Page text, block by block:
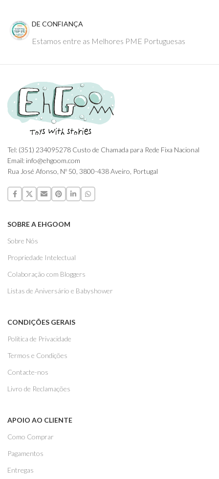
DE CONFIANÇA
Estamos entre as Melhores PME Portuguesas
Tel: (351) 234095278 Custo de Chamada para Rede Fixa Nacional
Email: info@ehgoom.com
Rua José Afonso, Nº 50, 3800-438 Aveiro, Portugal
SOBRE A EHGOOM
Sobre Nós
Propriedade Intelectual
Colaboração com Bloggers
Listas de Aniversário e Babyshower
CONDIÇÕES GERAIS
Politica de Privacidade
Termos e Condições
Contacte-nos
Livro de Reclamações
APOIO AO CLIENTE
Como Comprar
Pagamentos
Entregas